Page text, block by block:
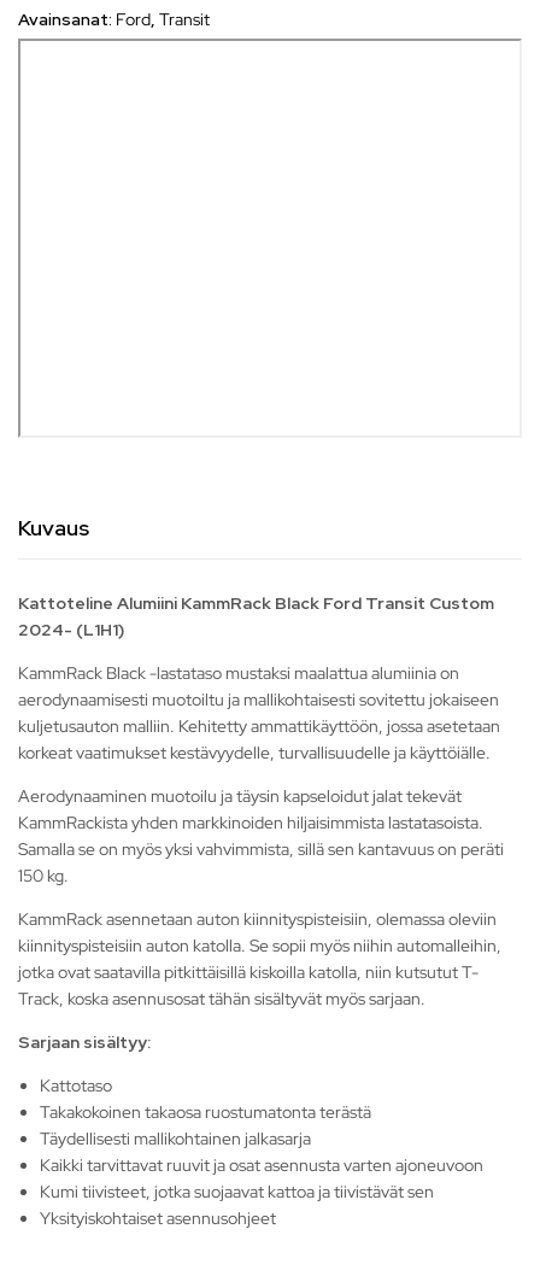
Avainsanat: Ford, Transit
Kuvaus
Kattoteline Alumiini KammRack Black Ford Transit Custom
2024- (L1H1)
KammRack Black -lastataso mustaksi maalattua alumiinia on
aerodynaamisesti muotoiltu ja mallikohtaisesti sovitettu jokaiseen
kuljetusauton malliin. Kehitetty ammattikäyttöön, jossa asetetaan
korkeat vaatimukset kestävyydelle, turvallisuudelle ja käyttöiälle.
Aerodynaaminen muotoilu ja täysin kapseloidut jalat tekevät
KammRackista yhden markkinoiden hiljaisimmista lastatasoista.
Samalla se on myös yksi vahvimmista, sillä sen kantavuus on peräti
150 kg.
KammRack asennetaan auton kiinnityspisteisiin, olemassa oleviin
kiinnityspisteisiin auton katolla. Se sopii myös niihin automalleihin,
jotka ovat saatavilla pitkittäisillä kiskoilla katolla, niin kutsutut T-
Track, koska asennusosat tähän sisältyvät myös sarjaan.
Sarjaan sisältyy:
Kattotaso
Takakokoinen takaosa ruostumatonta terästä
Täydellisesti mallikohtainen jalkasarja
Kaikki tarvittavat ruuvit ja osat asennusta varten ajoneuvoon
Kumi tiivisteet, jotka suojaavat kattoa ja tiivistävät sen
Yksityiskohtaiset asennusohjeet